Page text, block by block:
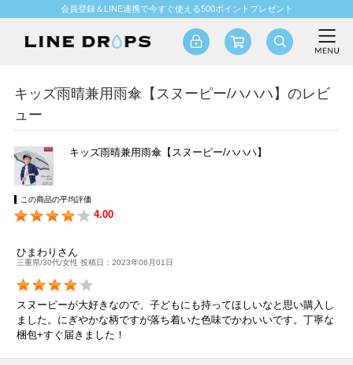
会員登録＆LINE連携で今すぐ使える500ポイントプレゼント
キッズ雨晴兼用雨傘【スヌーピー/ハハハ】のレビ
ュー
キッズ雨晴兼用雨傘【スヌーピー/ハハハ】
この商品の平均評価
4.00
ひまわりさん
三重県/30代/女性 投稿日：2023年06月01日
スヌーピーが大好きなので、子どもにも持ってほしいなと思い購入し
ました。にぎやかな柄ですが落ち着いた色味でかわいいです。丁寧な
梱包+すぐ届きました！